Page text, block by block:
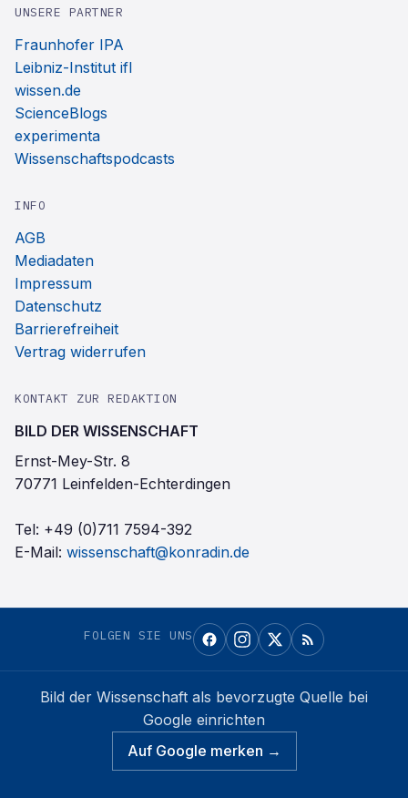
UNSERE PARTNER
Fraunhofer IPA
Leibniz-Institut ifl
wissen.de
ScienceBlogs
experimenta
Wissenschaftspodcasts
INFO
AGB
Mediadaten
Impressum
Datenschutz
Barrierefreiheit
Vertrag widerrufen
KONTAKT ZUR REDAKTION
BILD DER WISSENSCHAFT
Ernst-Mey-Str. 8
70771 Leinfelden-Echterdingen
Tel: +49 (0)711 7594-392
E-Mail: wissenschaft@konradin.de
FOLGEN SIE UNS
Bild der Wissenschaft als bevorzugte Quelle bei
Google einrichten
Auf Google merken →